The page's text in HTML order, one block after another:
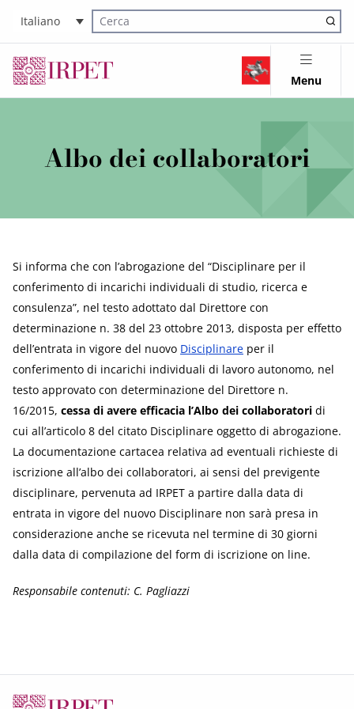
Italiano
Cerca nel sito
Menu
Albo dei collaboratori
Si informa che con l’abrogazione del “Disciplinare per il
conferimento di incarichi individuali di studio, ricerca e
consulenza”, nel testo adottato dal Direttore con
determinazione n. 38 del 23 ottobre 2013, disposta per effetto
dell’entrata in vigore del nuovo Disciplinare per il
conferimento di incarichi individuali di lavoro autonomo, nel
testo approvato con determinazione del Direttore n.
16/2015, cessa di avere efficacia l’Albo dei collaboratori di
cui all’articolo 8 del citato Disciplinare oggetto di abrogazione.
La documentazione cartacea relativa ad eventuali richieste di
iscrizione all’albo dei collaboratori, ai sensi del previgente
disciplinare, pervenuta ad IRPET a partire dalla data di
entrata in vigore del nuovo Disciplinare non sarà presa in
considerazione anche se ricevuta nel termine di 30 giorni
dalla data di compilazione del form di iscrizione on line.
Responsabile contenuti: C. Pagliazzi